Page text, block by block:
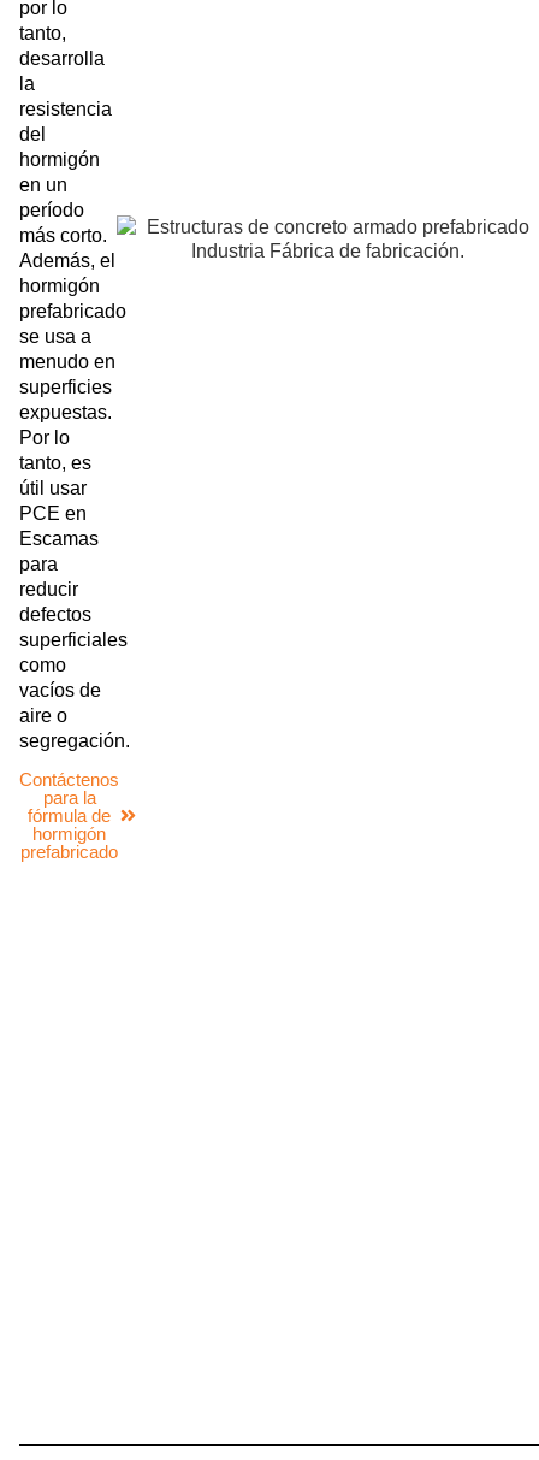
por lo
tanto,
desarrolla
la
resistencia
del
hormigón
en un
período
más corto.
Además, el
hormigón
prefabricado
se usa a
menudo en
superficies
expuestas.
Por lo
tanto, es
útil usar
PCE en
Escamas
para
reducir
defectos
superficiales
como
vacíos de
aire o
segregación.
Contáctenos
para la
fórmula de
hormigón
prefabricado